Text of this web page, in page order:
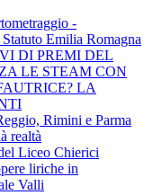
-
Emilia Romagna
DI PREMI DEL
LE STEAM CON
LA
Rimini e Parma
realtà
Liceo Chierici
liriche in
Valli